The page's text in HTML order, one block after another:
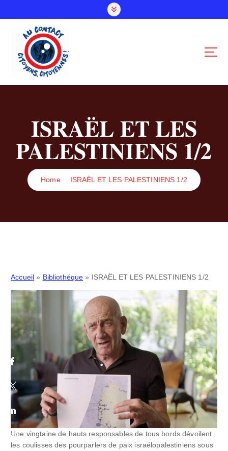
o
ISRAËL ET LES
PALESTINIENS 1/2
Home ISRAËL ET LES PALESTINIENS 1/2
Accueil » Bibliothéque » ISRAËL ET LES PALESTINIENS 1/2
Une vingtaine de hauts responsables de tous bords dévoilent
les coulisses des pourparlers de paix israélopalestiniens sous